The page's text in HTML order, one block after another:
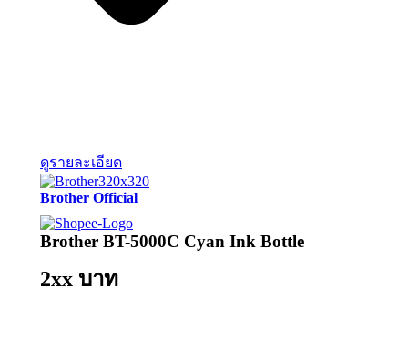
ดูรายละเอียด
Brother Official
Brother BT-5000C Cyan Ink Bottle
2xx บาท